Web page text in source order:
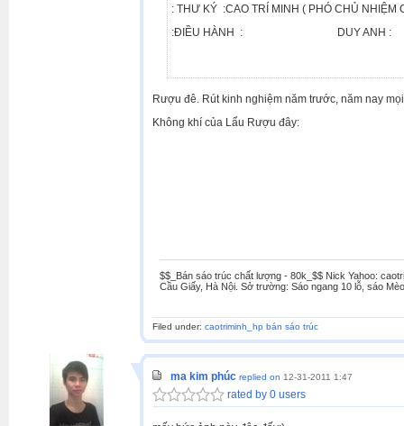
: THƯ KÝ :CAO TRÍ MINH ( PHÓ CHỦ
:ĐIỀU HÀNH : DUY ANH :
Rượu đê. Rút kinh nghiệm năm trước, năm nay
Không khí của Lẩu Rượu đây:
$$_Bán sáo trúc chất lượng - 80k_$$ Nick Yahoo:
Cầu Giấy, Hà Nội. Sở trường: Sáo ngang 10 lỗ, sáo
Filed under: caotriminh_hp bán sáo trúc
ma kim phúc replied on 12-31-2011 1:47
rated by 0 users